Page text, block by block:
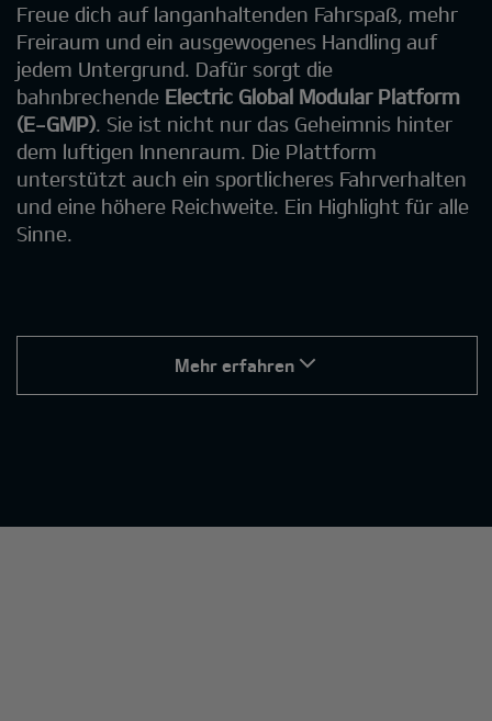
Freue dich auf langanhaltenden Fahrspaß, mehr
Freiraum und ein ausgewogenes Handling auf
jedem Untergrund. Dafür sorgt die
bahnbrechende Electric Global Modular Platform
(E-GMP). Sie ist nicht nur das Geheimnis hinter
dem luftigen Innenraum. Die Plattform
unterstützt auch ein sportlicheres Fahrverhalten
und eine höhere Reichweite. Ein Highlight für alle
Sinne.
Mehr erfahren